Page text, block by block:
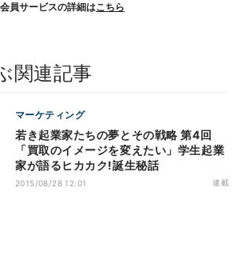
会員サービスの詳細はこちら
関連記事
マーケティング
若き起業家たちの夢とその戦略 第4回
「買取のイメージを変えたい」学生起業
家が語るヒカカク!誕生秘話
2015/08/28 12:01 連載